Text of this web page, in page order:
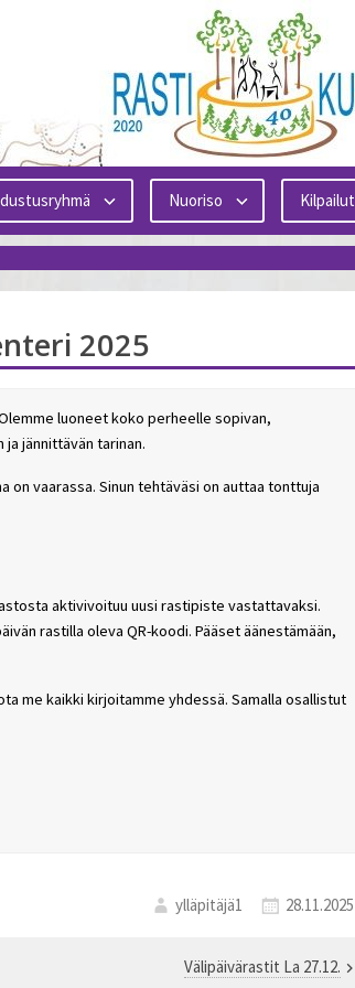
Nuoriso Kilpailut
2025
luoneet koko perheelle sopivan,
jännittävän tarinan.
on vaarassa. Sinun tehtäväsi on auttaa tonttuja
aktivivoituu uusi rastipiste vastattavaksi.
rastilla oleva QR-koodi. Pääset äänestämään,
me kaikki kirjoitamme yhdessä. Samalla osallistut
ylläpitäjä1 28.11.2025
Välipäivärastit La 27.12.